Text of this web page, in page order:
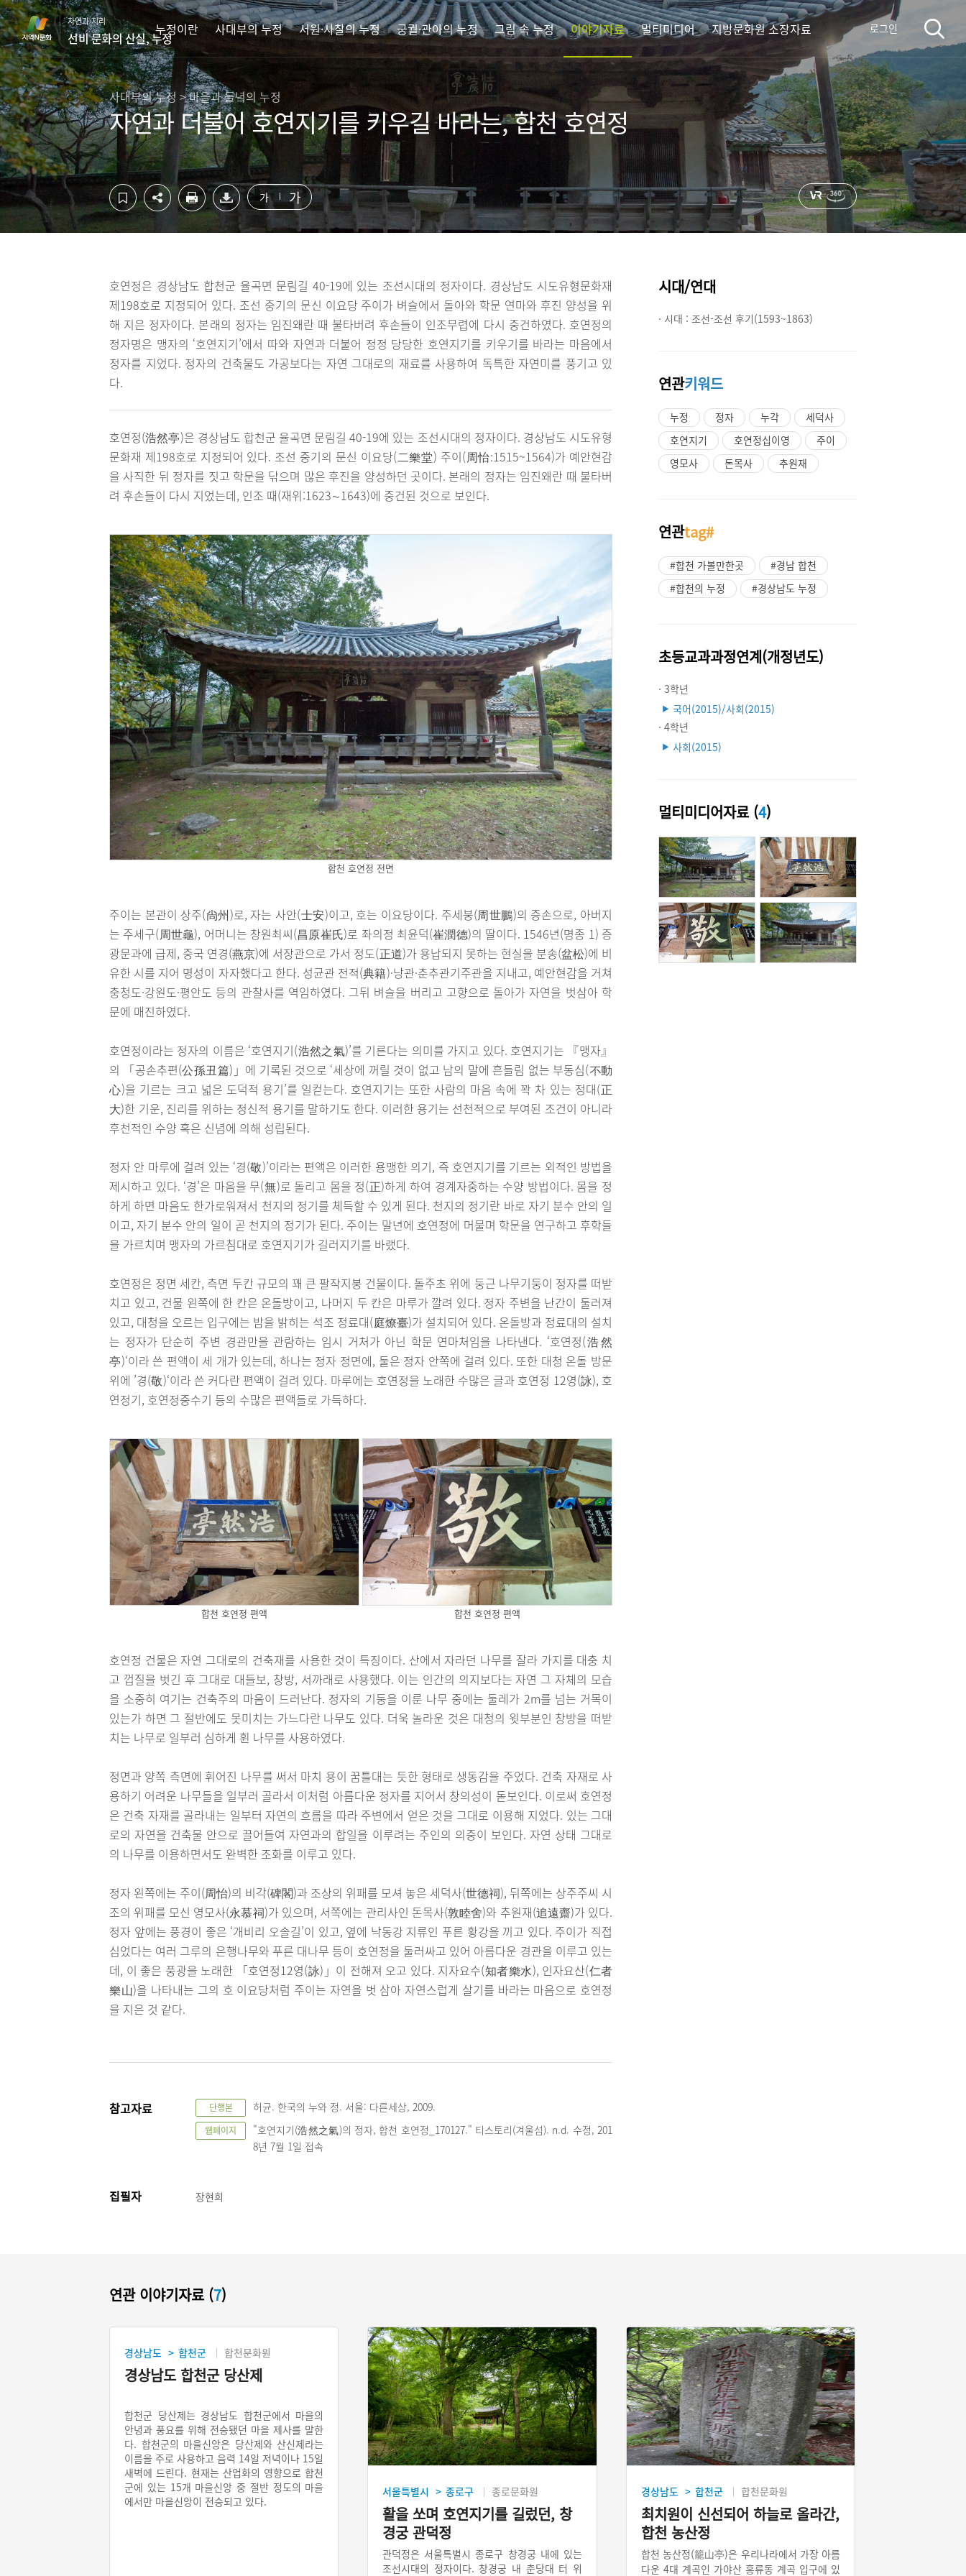
컨
텐
츠
영
역
바
로
가
기
하
단
영
역
바
로
가
기
자연과 지리
선비 문화의 산실, 누정
누정이란 사대부의 누정 서원·사찰의 누정 궁궐·관아의 누정 그림 속 누정 이야기자료 멀티미디어 지방문화원 소장자료 로그인
사대부의 누정 > 마을과 들녘의 누정
자연과 더불어 호연지기를 키우길 바라는, 합천 호연정
가 가
호연정은 경상남도 합천군 율곡면 문림길 40-19에 있는 조선시대의 정자이다. 경상남도 시도유형문화재
제198호로 지정되어 있다. 조선 중기의 문신 이요당 주이가 벼슬에서 돌아와 학문 연마와 후진 양성을 위
해 지은 정자이다. 본래의 정자는 임진왜란 때 불타버려 후손들이 인조무렵에 다시 중건하였다. 호연정의
정자명은 맹자의 ‘호연지기’에서 따와 자연과 더불어 정정 당당한 호연지기를 키우기를 바라는 마음에서
정자를 지었다. 정자의 건축물도 가공보다는 자연 그대로의 재료를 사용하여 독특한 자연미를 풍기고 있
다.
호연정(浩然亭)은 경상남도 합천군 율곡면 문림길 40-19에 있는 조선시대의 정자이다. 경상남도 시도유형
문화재 제198호로 지정되어 있다. 조선 중기의 문신 이요당(二樂堂) 주이(周怡:1515~1564)가 예안현감
을 사직한 뒤 정자를 짓고 학문을 닦으며 많은 후진을 양성하던 곳이다. 본래의 정자는 임진왜란 때 불타버
려 후손들이 다시 지었는데, 인조 때(재위:1623∼1643)에 중건된 것으로 보인다.
합천 호연정 전면
주이는 본관이 상주(尙州)로, 자는 사안(士安)이고, 호는 이요당이다. 주세붕(周世鵬)의 증손으로, 아버지
는 주세구(周世龜), 어머니는 창원최씨(昌原崔氏)로 좌의정 최윤덕(崔潤德)의 딸이다. 1546년(명종 1) 증
광문과에 급제, 중국 연경(燕京)에 서장관으로 가서 정도(正道)가 용납되지 못하는 현실을 분송(盆松)에 비
유한 시를 지어 명성이 자자했다고 한다. 성균관 전적(典籍)·낭관·춘추관기주관을 지내고, 예안현감을 거쳐
충청도·강원도·평안도 등의 관찰사를 역임하였다. 그뒤 벼슬을 버리고 고향으로 돌아가 자연을 벗삼아 학
문에 매진하였다.
호연정이라는 정자의 이름은 ‘호연지기(浩然之氣)’를 기른다는 의미를 가지고 있다. 호연지기는 『맹자』
의 「공손추편(公孫丑篇)」에 기록된 것으로 ‘세상에 꺼릴 것이 없고 남의 말에 흔들림 없는 부동심(不動
心)을 기르는 크고 넓은 도덕적 용기’를 일컫는다. 호연지기는 또한 사람의 마음 속에 꽉 차 있는 정대(正
大)한 기운, 진리를 위하는 정신적 용기를 말하기도 한다. 이러한 용기는 선천적으로 부여된 조건이 아니라
후천적인 수양 혹은 신념에 의해 성립된다.
정자 안 마루에 걸려 있는 ‘경(敬)’이라는 편액은 이러한 용맹한 의기, 즉 호연지기를 기르는 외적인 방법을
제시하고 있다. ‘경’은 마음을 무(無)로 돌리고 몸을 정(正)하게 하여 경계자중하는 수양 방법이다. 몸을 정
하게 하면 마음도 한가로워져서 천지의 정기를 체득할 수 있게 된다. 천지의 정기란 바로 자기 분수 안의 일
이고, 자기 분수 안의 일이 곧 천지의 정기가 된다. 주이는 말년에 호연정에 머물며 학문을 연구하고 후학들
을 가르치며 맹자의 가르침대로 호연지기가 길러지기를 바랬다.
호연정은 정면 세칸, 측면 두칸 규모의 꽤 큰 팔작지붕 건물이다. 돌주초 위에 둥근 나무기둥이 정자를 떠받
치고 있고, 건물 왼쪽에 한 칸은 온돌방이고, 나머지 두 칸은 마루가 깔려 있다. 정자 주변을 난간이 둘러져
있고, 대청을 오르는 입구에는 밤을 밝히는 석조 정료대(庭燎臺)가 설치되어 있다. 온돌방과 정료대의 설치
는 정자가 단순히 주변 경관만을 관람하는 임시 거처가 아닌 학문 연마처임을 나타낸다. ‘호연정(浩然
亭)‘이라 쓴 편액이 세 개가 있는데, 하나는 정자 정면에, 둘은 정자 안쪽에 걸려 있다. 또한 대청 온돌 방문
위에 ’경(敬)‘이라 쓴 커다란 편액이 걸려 있다. 마루에는 호연정을 노래한 수많은 글과 호연정 12영(詠), 호
연정기, 호연정중수기 등의 수많은 편액들로 가득하다.
합천 호연정 편액 합천 호연정 편액
호연정 건물은 자연 그대로의 건축재를 사용한 것이 특징이다. 산에서 자라던 나무를 잘라 가지를 대충 치
고 껍질을 벗긴 후 그대로 대들보, 창방, 서까래로 사용했다. 이는 인간의 의지보다는 자연 그 자체의 모습
을 소중히 여기는 건축주의 마음이 드러난다. 정자의 기둥을 이룬 나무 중에는 둘레가 2m를 넘는 거목이
있는가 하면 그 절반에도 못미치는 가느다란 나무도 있다. 더욱 놀라운 것은 대청의 윗부분인 창방을 떠받
치는 나무로 일부러 심하게 휜 나무를 사용하였다.
정면과 양쪽 측면에 휘어진 나무를 써서 마치 용이 꿈틀대는 듯한 형태로 생동감을 주었다. 건축 자재로 사
용하기 어려운 나무들을 일부러 골라서 이처럼 아름다운 정자를 지어서 창의성이 돋보인다. 이로써 호연정
은 건축 자재를 골라내는 일부터 자연의 흐름을 따라 주변에서 얻은 것을 그대로 이용해 지었다. 있는 그대
로의 자연을 건축물 안으로 끌어들여 자연과의 합일을 이루려는 주인의 의중이 보인다. 자연 상태 그대로
의 나무를 이용하면서도 완벽한 조화를 이루고 있다.
정자 왼쪽에는 주이(周怡)의 비각(碑閣)과 조상의 위패를 모셔 놓은 세덕사(世德祠), 뒤쪽에는 상주주씨 시
조의 위패를 모신 영모사(永慕祠)가 있으며, 서쪽에는 관리사인 돈목사(敦睦舍)와 추원재(追遠齋)가 있다.
정자 앞에는 풍경이 좋은 ‘개비리 오솔길’이 있고, 옆에 낙동강 지류인 푸른 황강을 끼고 있다. 주이가 직접
심었다는 여러 그루의 은행나무와 푸른 대나무 등이 호연정을 둘러싸고 있어 아름다운 경관을 이루고 있는
데, 이 좋은 풍광을 노래한 「호연정12영(詠)」이 전해져 오고 있다. 지자요수(知者樂水), 인자요산(仁者
樂山)을 나타내는 그의 호 이요당처럼 주이는 자연을 벗 삼아 자연스럽게 살기를 바라는 마음으로 호연정
을 지은 것 같다.
참고자료 단행본 허균. 한국의 누와 정. 서울: 다른세상, 2009.
웹페이지
"호연지기(浩然之氣)의 정자, 합천 호연정_170127." 티스토리(겨울섬). n.d. 수정, 201
8년 7월 1일 접속
집필자 장현희
시대/연대
· 시대 : 조선-조선 후기(1593~1863)
연관키워드
누정 정자 누각
세덕사
호연지기
호연정십이영
주이
영모사
돈목사 추원재
연관tag#
#합천 가볼만한곳
#경남 합천
#합천의 누정
#경상남도 누정
초등교과과정연계(개정년도)
· 3학년
▶ 국어(2015)/사회(2015)
· 4학년
▶ 사회(2015)
멀티미디어자료 (4)
연관 이야기자료 (7)
경상남도 > 합천군 합천문화원
경상남도 합천군 당산제
합천군 당산제는 경상남도 합천군에서 마을의
안녕과 풍요를 위해 전승됐던 마을 제사를 말한
다. 합천군의 마을신앙은 당산제와 산신제라는
이름을 주로 사용하고 음력 14일 저녁이나 15일
새벽에 드린다. 현재는 산업화의 영향으로 합천
군에 있는 15개 마을신앙 중 절반 정도의 마을
에서만 마을신앙이 전승되고 있다.
서울특별시 > 종로구 종로문화원
활을 쏘며 호연지기를 길렀던, 창
경궁 관덕정
관덕정은 서울특별시 종로구 창경궁 내에 있는
조선시대의 정자이다. 창경궁 내 춘당대 터 위
경상남도 > 합천군 합천문화원
최치원이 신선되어 하늘로 올라간,
합천 농산정
합천 농산정(籠山亭)은 우리나라에서 가장 아름
다운 4대 계곡인 가야산 홍류동 계곡 입구에 있